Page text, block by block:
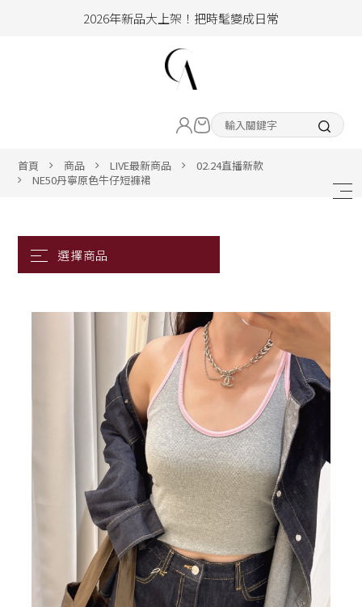
加入會員即享100元購物金
hello !! Happy to 2026
2026年新品大上架！把時髦變成日常
加入會員即享100元購物金
ALL ITEM
首頁 商品 LIVE最新商品
02.24直播新款
NE50丹寧原色牛仔短褲裙